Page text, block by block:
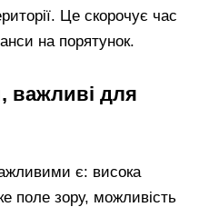
Це скорочує час
на порятунок.
важливі для
є: висока
поле зору, можливість